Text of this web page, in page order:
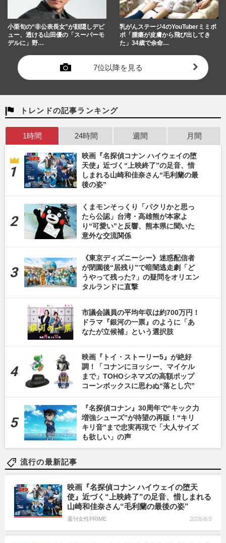
小栗旬の“非公表長女”が顔隠しデビ
ュー、透ける山田優の「スーパーモ
デルに」野…
乳がんステージ4のYouTuberミミポ
ポ「腫瘍が皮膚から飛び出してき
た」34歳で余命…
7位以降を見る
トレンドの記事ランキング
1時間 24時間 週間 月間
映画『名探偵コナン ハイウェイの堕
天使』近づく“上映終了”の足音、惜
しまれる山崎和佳奈さん“毛利蘭の最
後の姿”
くまモンそっくり「パクリかと思っ
たら公認」台湾・高雄熊が本家よ
り“可愛い”と反響、熊本県に聞いた
意外な交流関係
《東京ディズニーシー》迷惑配信者
が閉園後“居残り”で暗闇逃走劇「ど
うやって残った?」の疑問をオリエン
タルランドに直撃
市議会議員の平均年収は約700万円！
ドラマ『銀河の一票』のように「あ
なたが立候補」という選択肢
映画『トイ・ストーリー5』が絶好
調！「コナンにヨッシー、マイケル
まで」TOHOシネマズの高額ポップ
コーンボックスに思わぬ“落とし穴”
『名探偵コナン』30周年で“キック力
増強シューズ”が待望の再販！“キリ
キリ音”まで忠実再現で「大人サイズ
も欲しい」の声
流行の最新記事
映画『名探偵コナン ハイウェイの堕天
使』近づく“上映終了”の足音、惜しまれる
山崎和佳奈さん“毛利蘭の最後の姿”
週刊女性PRIME 2026/8/5